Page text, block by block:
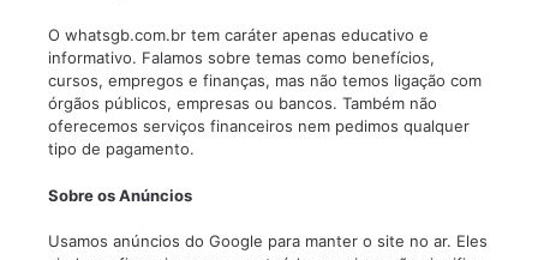
O whatsgb.com.br tem caráter apenas educativo e
informativo. Falamos sobre temas como benefícios,
cursos, empregos e finanças, mas não temos ligação com
órgãos públicos, empresas ou bancos. Também não
oferecemos serviços financeiros nem pedimos qualquer
tipo de pagamento.
Sobre os Anúncios
Usamos anúncios do Google para manter o site no ar. Eles